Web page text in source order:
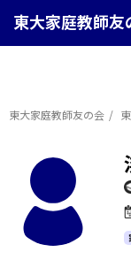
東大家庭教師友
東大家庭教師友の会